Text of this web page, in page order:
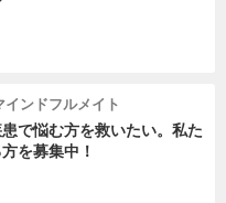
ンドフルメイト
で悩む方を救いたい。私た
を募集中！